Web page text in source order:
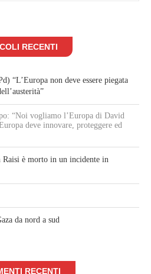
RECENTI
“L’Europa non deve essere piegata
“Noi vogliamo l’Europa di David
deve innovare, proteggere ed
è morto in un incidente in
da nord a sud
RECENTI